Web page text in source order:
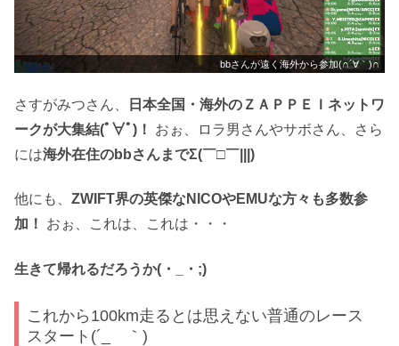
bbさんが遠く海外から参加(∩´∀｀)∩
さすがみつさん、
日本全国・海外のＺＡＰＰＥＩネットワ
ークが大集結(ﾟ∀ﾟ)！
おぉ、ロラ男さんやサボさん、さら
には海外在住のbbさんまでΣ(￣□￣|||)
他にも、 ZWIFT界の英傑なNICOやEMUな方々も多数参
加！
おぉ、これは、これは・・・
生きて帰れるだろうか(・_・;)
これから100km走るとは思えない普通のレース
スタート(´_ゝ｀)